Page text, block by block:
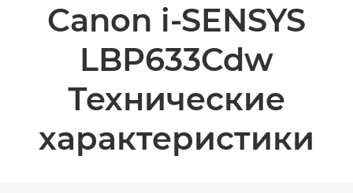
Продукты и решения для бизнеса
Однофункциональные принтеры - Canon Uzbekistan
Офисные цветные принтеры
Canon i-SENSYS
LBP633Cdw
Технические
характеристики